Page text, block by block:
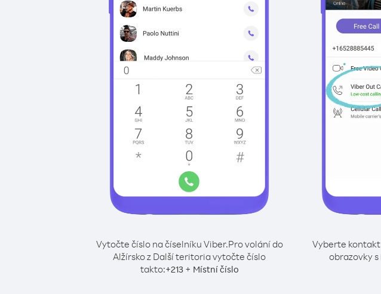
Vytočte číslo na číselníku Viber.Pro volání do
Alžírsko z Další teritoria vytočte číslo
takto:+213+ Místní číslo
Vyberte
obrazovky